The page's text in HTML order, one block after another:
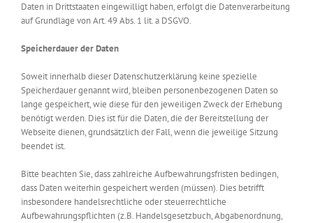
Daten in Drittstaaten eingewilligt haben, erfolgt die Datenverarbeitung
auf Grundlage von Art. 49 Abs. 1 lit. a DSGVO.
Speicherdauer der Daten
Soweit innerhalb dieser Datenschutzerklärung keine spezielle
Speicherdauer genannt wird, bleiben personenbezogenen Daten so
lange gespeichert, wie diese für den jeweiligen Zweck der Erhebung
benötigt werden. Dies ist für die Daten, die der Bereitstellung der
Webseite dienen, grundsätzlich der Fall, wenn die jeweilige Sitzung
beendet ist.
Bitte beachten Sie, dass zahlreiche Aufbewahrungsfristen bedingen,
dass Daten weiterhin gespeichert werden (müssen). Dies betrifft
insbesondere handelsrechtliche oder steuerrechtliche
Aufbewahrungspflichten (z.B. Handelsgesetzbuch, Abgabenordnung,